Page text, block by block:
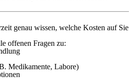
genau wissen, welche Kosten auf Sie
offenen Fragen zu:
Medikamente, Labore)